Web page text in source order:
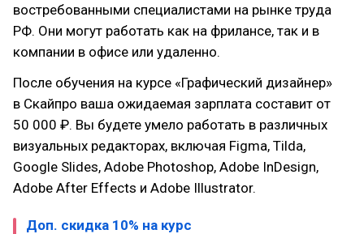
востребованными специалистами на рынке труда
РФ. Они могут работать как на фрилансе, так и в
компании в офисе или удаленно.
После обучения на курсе «Графический дизайнер»
в Скайпро ваша ожидаемая зарплата составит от
50 000 ₽. Вы будете умело работать в различных
визуальных редакторах, включая Figma, Tilda,
Google Slides, Adobe Photoshop, Adobe InDesign,
Adobe After Effects и Adobe Illustrator.
Доп. скидка 10% на курс